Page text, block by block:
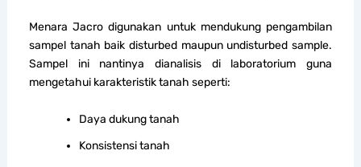
Menara Jacro digunakan untuk mendukung pengambilan
sampel tanah baik disturbed maupun undisturbed sample.
Sampel ini nantinya dianalisis di laboratorium guna
mengetahui karakteristik tanah seperti:
Daya dukung tanah
Konsistensi tanah